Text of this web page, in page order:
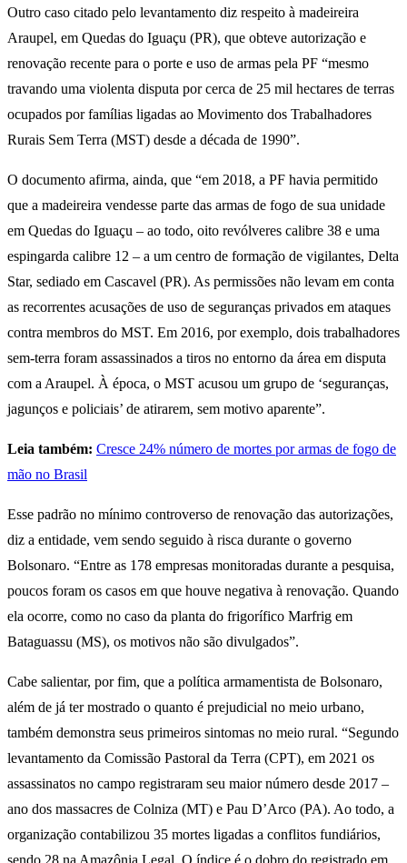
Outro caso citado pelo levantamento diz respeito à madeireira
Araupel, em Quedas do Iguaçu (PR), que obteve autorização e
renovação recente para o porte e uso de armas pela PF “mesmo
travando uma violenta disputa por cerca de 25 mil hectares de terras
ocupados por famílias ligadas ao Movimento dos Trabalhadores
Rurais Sem Terra (MST) desde a década de 1990”.
O documento afirma, ainda, que “em 2018, a PF havia permitido
que a madeireira vendesse parte das armas de fogo de sua unidade
em Quedas do Iguaçu – ao todo, oito revólveres calibre 38 e uma
espingarda calibre 12 – a um centro de formação de vigilantes, Delta
Star, sediado em Cascavel (PR). As permissões não levam em conta
as recorrentes acusações de uso de seguranças privados em ataques
contra membros do MST. Em 2016, por exemplo, dois trabalhadores
sem-terra foram assassinados a tiros no entorno da área em disputa
com a Araupel. À época, o MST acusou um grupo de ‘seguranças,
jagunços e policiais’ de atirarem, sem motivo aparente”.
Leia também: Cresce 24% número de mortes por armas de fogo de
mão no Brasil
Esse padrão no mínimo controverso de renovação das autorizações,
diz a entidade, vem sendo seguido à risca durante o governo
Bolsonaro. “Entre as 178 empresas monitoradas durante a pesquisa,
poucos foram os casos em que houve negativa à renovação. Quando
ela ocorre, como no caso da planta do frigorífico Marfrig em
Bataguassu (MS), os motivos não são divulgados”.
Cabe salientar, por fim, que a política armamentista de Bolsonaro,
além de já ter mostrado o quanto é prejudicial no meio urbano,
também demonstra seus primeiros sintomas no meio rural. “Segundo
levantamento da Comissão Pastoral da Terra (CPT), em 2021 os
assassinatos no campo registraram seu maior número desde 2017 –
ano dos massacres de Colniza (MT) e Pau D’Arco (PA). Ao todo, a
organização contabilizou 35 mortes ligadas a conflitos fundiários,
sendo 28 na Amazônia Legal. O índice é o dobro do registrado em